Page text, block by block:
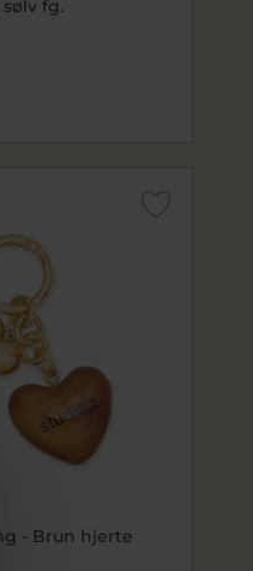
fg.
- Brun hjerte